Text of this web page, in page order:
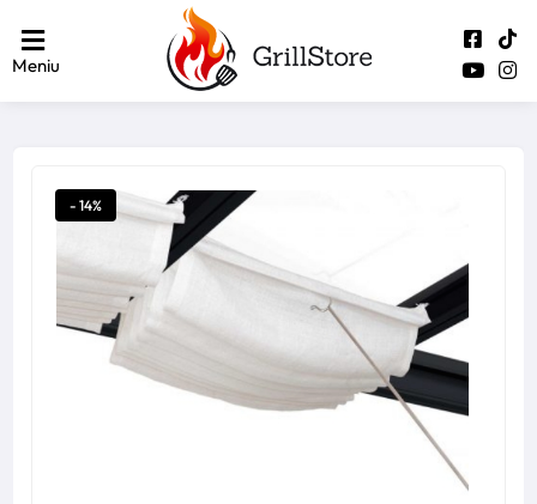
Meniu
- 14%